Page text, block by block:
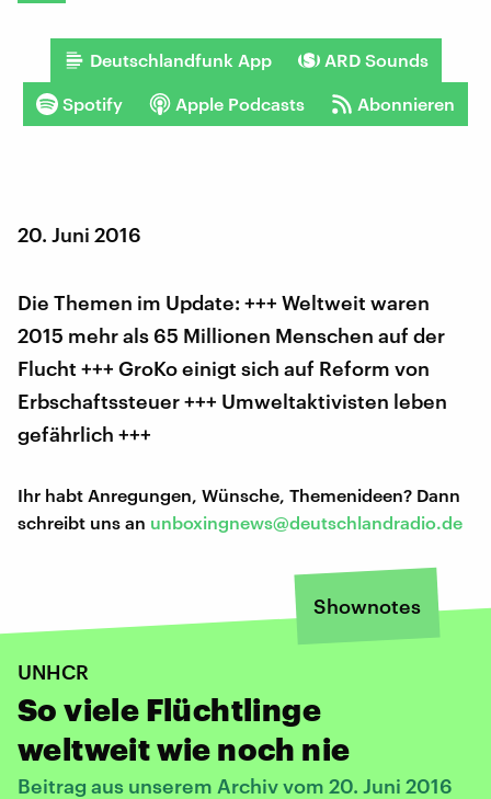
Deutschlandfunk App ARD Sounds
Spotify Apple Podcasts Abonnieren
20. Juni 2016
Die Themen im Update: +++ Weltweit waren
2015 mehr als 65 Millionen Menschen auf der
Flucht +++ GroKo einigt sich auf Reform von
Erbschaftssteuer +++ Umweltaktivisten leben
gefährlich +++
Ihr habt Anregungen, Wünsche, Themenideen? Dann
schreibt uns an unboxingnews@deutschlandradio.de
Shownotes
UNHCR
So viele Flüchtlinge
weltweit wie noch nie
Beitrag aus unserem Archiv vom 20. Juni 2016